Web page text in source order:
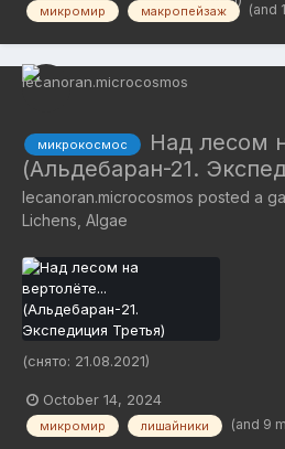
микромир макропейзаж (and
микрокосмос
Над лесом
(Альдебаран-21.
lecanoran.microcosmos posted a
Lichens, Algae
(снято: 21.08.2021)
October 14, 2024
микромир лишайники (and 9